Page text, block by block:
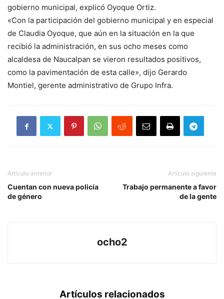
gobierno municipal, explicó Oyoque Ortiz.
«Con la participación del gobierno municipal y en especial
de Claudia Oyoque, que aún en la situación en la que
recibió la administración, en sus ocho meses como
alcaldesa de Naucalpan se vieron resultados positivos,
como la pavimentación de esta calle», dijo Gerardo
Montiel, gerente administrativo de Grupo Infra.
Artículo anterior
Cuentan con nueva policía
de género
Artículo siguiente
Trabajo permanente a favor
de la gente
ocho2
Artículos relacionados